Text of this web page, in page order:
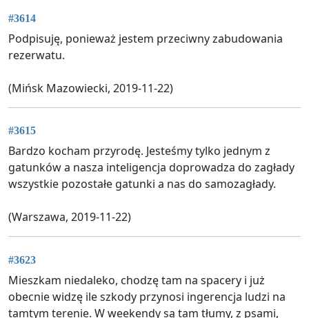
#3614
Podpisuję, ponieważ jestem przeciwny zabudowania
rezerwatu.
(Mińsk Mazowiecki, 2019-11-22)
#3615
Bardzo kocham przyrodę. Jesteśmy tylko jednym z
gatunków a nasza inteligencja doprowadza do zagłady
wszystkie pozostałe gatunki a nas do samozagłady.
(Warszawa, 2019-11-22)
#3623
Mieszkam niedaleko, chodzę tam na spacery i już
obecnie widzę ile szkody przynosi ingerencja ludzi na
tamtym terenie. W weekendy są tam tłumy, z psami,